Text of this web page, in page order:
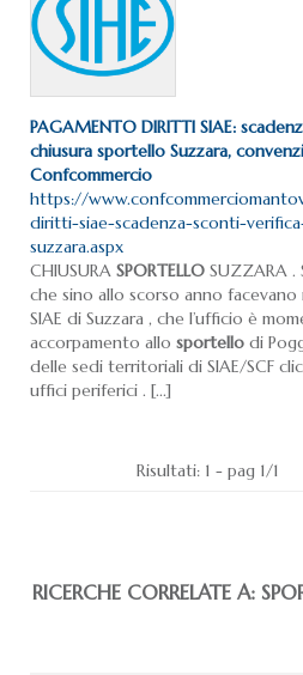
PAGAMENTO DIRITTI SIAE:
chiusura sportello Suzzara,
Confcommercio
https://
diritti-siae-scadenza-sconti-
suzzara.aspx
CHIUSURA SPORTELLO SUZZARA .
che sino allo scorso anno
SIAE di Suzzara , che l’ufficio è
accorpamento allo sportello di
delle sedi territoriali di SIAE/SCF
uffici periferici . [...]
Risultati: 1 - pag 1/1
RICERCHE CORRELATE A: